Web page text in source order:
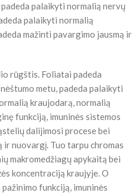
palaikyti normalią nervų
palaikyti normalią
mažinti pavargimo jausmą ir
rūgštis. Foliatai padeda
metu, padeda palaikyti
kraujodarą, normalią
funkciją, imuninės sistemos
dalijimosi procese bei
ir nuovargį. Tuo tarpu chromas
makromedžiagų apykaitą bei
koncentraciją kraujyje. O
funkciją, imuninės